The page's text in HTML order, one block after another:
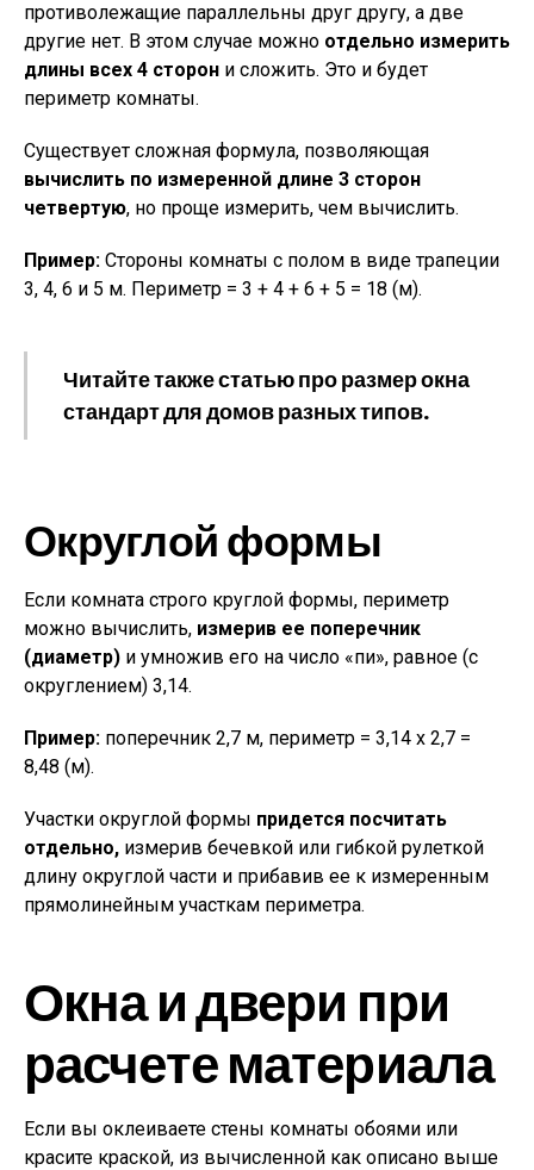
противолежащие параллельны друг другу, а две
другие нет. В этом случае можно отдельно измерить
длины всех 4 сторон и сложить. Это и будет
периметр комнаты.
Существует сложная формула, позволяющая
вычислить по измеренной длине 3 сторон
четвертую, но проще измерить, чем вычислить.
Пример: Стороны комнаты с полом в виде трапеции
3, 4, 6 и 5 м. Периметр = 3 + 4 + 6 + 5 = 18 (м).
Читайте также статью про размер окна
стандарт для домов разных типов.
Округлой формы
Если комната строго круглой формы, периметр
можно вычислить, измерив ее поперечник
(диаметр) и умножив его на число «пи», равное (с
округлением) 3,14.
Пример: поперечник 2,7 м, периметр = 3,14 x 2,7 =
8,48 (м).
Участки округлой формы придется посчитать
отдельно, измерив бечевкой или гибкой рулеткой
длину округлой части и прибавив ее к измеренным
прямолинейным участкам периметра.
Окна и двери при
расчете материала
Если вы оклеиваете стены комнаты обоями или
красите краской, из вычисленной как описано выше